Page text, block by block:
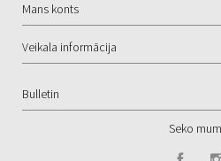
Mans konts
Veikala informācija
Bulletin
Seko